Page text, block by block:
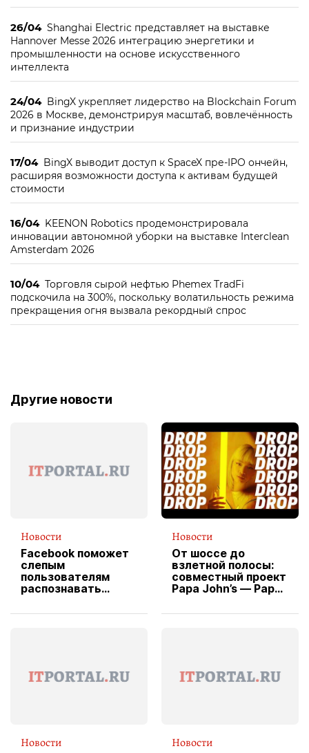
26/04 Shanghai Electric представляет на выставке
Hannover Messe 2026 интеграцию энергетики и
промышленности на основе искусственного
интеллекта
24/04 BingX укрепляет лидерство на Blockchain Forum
2026 в Москве, демонстрируя масштаб, вовлечённость
и признание индустрии
17/04 BingX выводит доступ к SpaceX пре-IPO ончейн,
расширяя возможности доступа к активам будущей
стоимости
16/04 KEENON Robotics продемонстрировала
инновации автономной уборки на выставке Interclean
Amsterdam 2026
10/04 Торговля сырой нефтью Phemex TradFi
подскочила на 300%, поскольку волатильность режима
прекращения огня вызвала рекордный спрос
Другие новости
Новости
Facebook поможет
слепым
пользователям
распознавать
Новости
От шоссе до
взлетной полосы:
совместный проект
Papa John’s — Papa
вводит
Новости Новости